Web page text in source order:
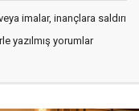
imalar, inançlara saldırı
yazılmış yorumlar